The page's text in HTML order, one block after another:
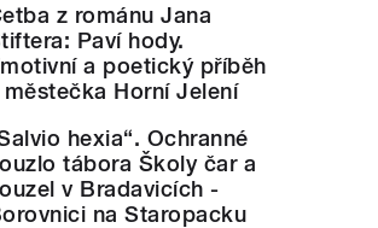
z románu Jana
Paví hody.
a poetický příběh
městečka Horní Jelení
hexia“. Ochranné
tábora Školy čar a
v Bradavicích -
na Staropacku